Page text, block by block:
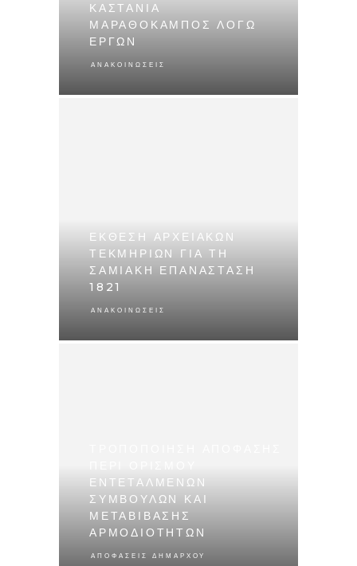
ΚΑΣΤΑΝΙΑ
ΜΑΡΑΘΟΚΑΜΠΟΣ ΛΟΓΩ
ΕΡΓΩΝ
ΑΝΑΚΟΙΝΏΣΕΙΣ
ΕΚΘΕΣΗ ΑΡΧΕΙΑΚΩΝ
ΤΕΚΜΗΡΙΩΝ ΓΙΑ ΤΗ
ΣΑΜΙΑΚΗ ΕΠΑΝΑΣΤΑΣΗ
1821
ΑΝΑΚΟΙΝΏΣΕΙΣ
ΕΝΤΕΤΑΛΜΕΝΩΝ
ΣΥΜΒΟΥΛΩΝ ΚΑΙ
ΜΕΤΑΒΙΒΑΣΗΣ
ΑΡΜΟΔΙΟΤΗΤΩΝ
ΑΠΟΦΆΣΕΙΣ ΔΗΜΆΡΧΟΥ